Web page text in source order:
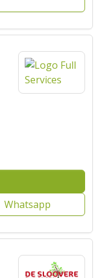
Whatsapp